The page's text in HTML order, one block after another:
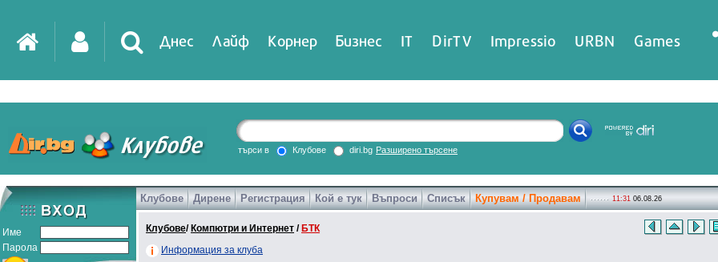
Днес Лайф Корнер Бизнес IT DirTV Impressio URBN Games
търси в Клубове diri.bg Разширено търсене
Име
Парола
Клубове Дирене Регистрация Кой е тук Въпроси Списък Купувам / Продавам 11:31 06.08.26
Клубове/ Компютри и Интернет / БТК
Информация за клуба